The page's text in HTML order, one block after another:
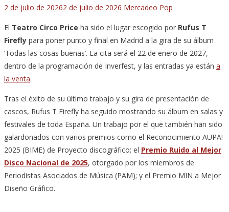
2 de julio de 20262 de julio de 2026 Mercadeo Pop
El Teatro Circo Price ha sido el lugar escogido por Rufus T
Firefly para poner punto y final en Madrid a la gira de su álbum
‘Todas las cosas buenas’. La cita será el 22 de enero de 2027,
dentro de la programación de Inverfest, y las entradas ya están a
la venta.
Tras el éxito de su último trabajo y su gira de presentación de
cascos, Rufus T Firefly ha seguido mostrando su álbum en salas y
festivales de toda España. Un trabajo por el que también han sido
galardonados con varios premios como el Reconocimiento AUPA!
2025 (BIME) de Proyecto discográfico; el Premio Ruido al Mejor
Disco Nacional de 2025, otorgado por los miembros de
Periodistas Asociados de Música (PAM); y el Premio MIN a Mejor
Diseño Gráfico.